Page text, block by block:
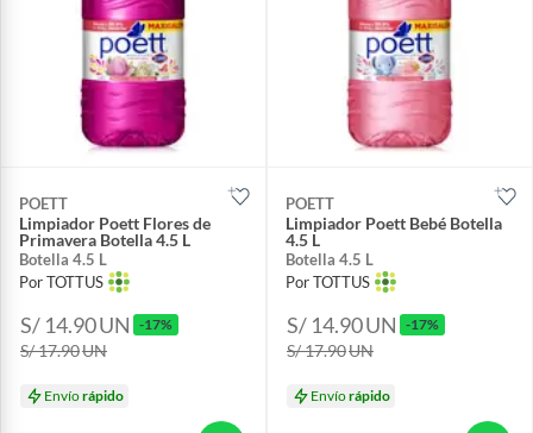
POETT
Limpiador Poett Flores de
Primavera Botella 4.5 L
Botella 4.5 L
Por TOTTUS
S/ 14.90UN -17%
S/ 17.90UN
Envíorápido
POETT
Limpiador Poett Bebé Botella
4.5 L
Botella 4.5 L
Por TOTTUS
S/ 14.90UN -17%
S/ 17.90UN
Envíorápido